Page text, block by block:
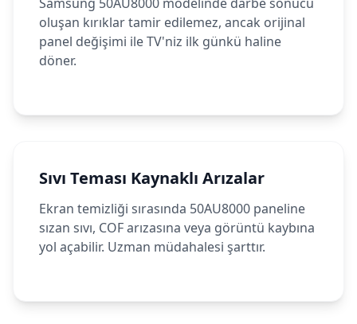
oluşan kırıklar tamir edilemez, ancak orijinal
panel değişimi ile TV'niz ilk günkü haline
döner.
Sıvı Teması Kaynaklı Arızalar
Ekran temizliği sırasında 50AU8000 paneline
sızan sıvı, COF arızasına veya görüntü kaybına
yol açabilir. Uzman müdahalesi şarttır.